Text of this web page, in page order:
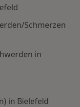
Schmerzen
in
in Bielefeld